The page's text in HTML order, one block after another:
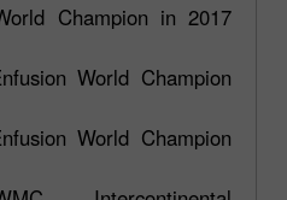
Champion in 2017
World Champion
World Champion